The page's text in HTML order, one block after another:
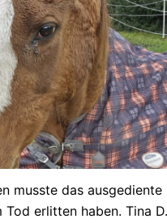
musste das ausgediente
Tod erlitten haben. Tina D.